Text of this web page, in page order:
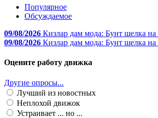
Популярное
Обсуждаемое
09/08/2026 Кизлар дам мода: Бунт шелка
09/08/2026 Кизлар дам мода: Бунт шелка
Оцените работу движка
Другие опросы...
Лучший из новостных
Неплохой движок
Устраивает ... но ...